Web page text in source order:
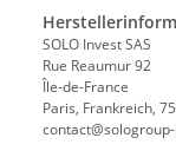
SOLO Invest SAS
Rue Reaumur 92
Île-de-France
Paris, Frankreich,